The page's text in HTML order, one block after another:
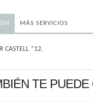
MÁS SERVICIOS
CASTELL *12.
TE PUEDE